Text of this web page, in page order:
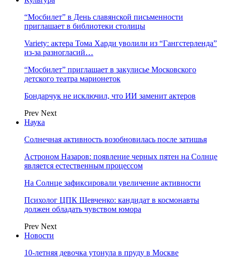
“Мосбилет” в День славянской письменности
приглашает в библиотеки столицы
Variety: актера Тома Харди уволили из “Гангстерленда”
из-за разногласий…
“Мосбилет” приглашает в закулисье Московского
детского театра марионеток
Бондарчук не исключил, что ИИ заменит актеров
Prev Next
Наука
Солнечная активность возобновилась после затишья
Астроном Назаров: появление черных пятен на Солнце
является естественным процессом
На Солнце зафиксировали увеличение активности
Психолог ЦПК Шевченко: кандидат в космонавты
должен обладать чувством юмора
Prev Next
Новости
10-летняя девочка утонула в пруду в Москве